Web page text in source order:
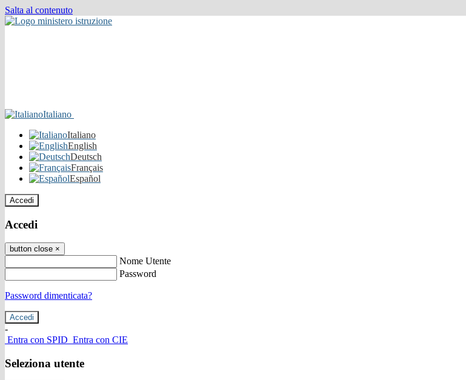
Salta al contenuto
Italiano
Italiano
English
Deutsch
Français
Español
Accedi
Accedi
button close ×
Nome Utente
Password
Password dimenticata?
-
Entra con SPID Entra con CIE
Seleziona utente